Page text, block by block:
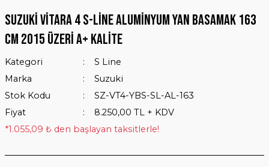
Suzuki Vitara 4 S-Line Aluminyum Yan Basamak 163
Cm 2015 Üzeri A+ Kalite
Kategori
S Line
Marka
Suzuki
Stok Kodu
SZ-VT4-YBS-SL-AL-163
Fiyat
8.250,00 TL + KDV
*1.055,09 ₺ den başlayan taksitlerle!